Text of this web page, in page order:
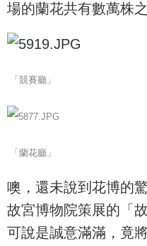
場的蘭花共有數萬株
「競賽廳」
「蘭花廳」
噢，還未說到花博的
故宮博物院策展的「
可說是誠意滿滿，竟